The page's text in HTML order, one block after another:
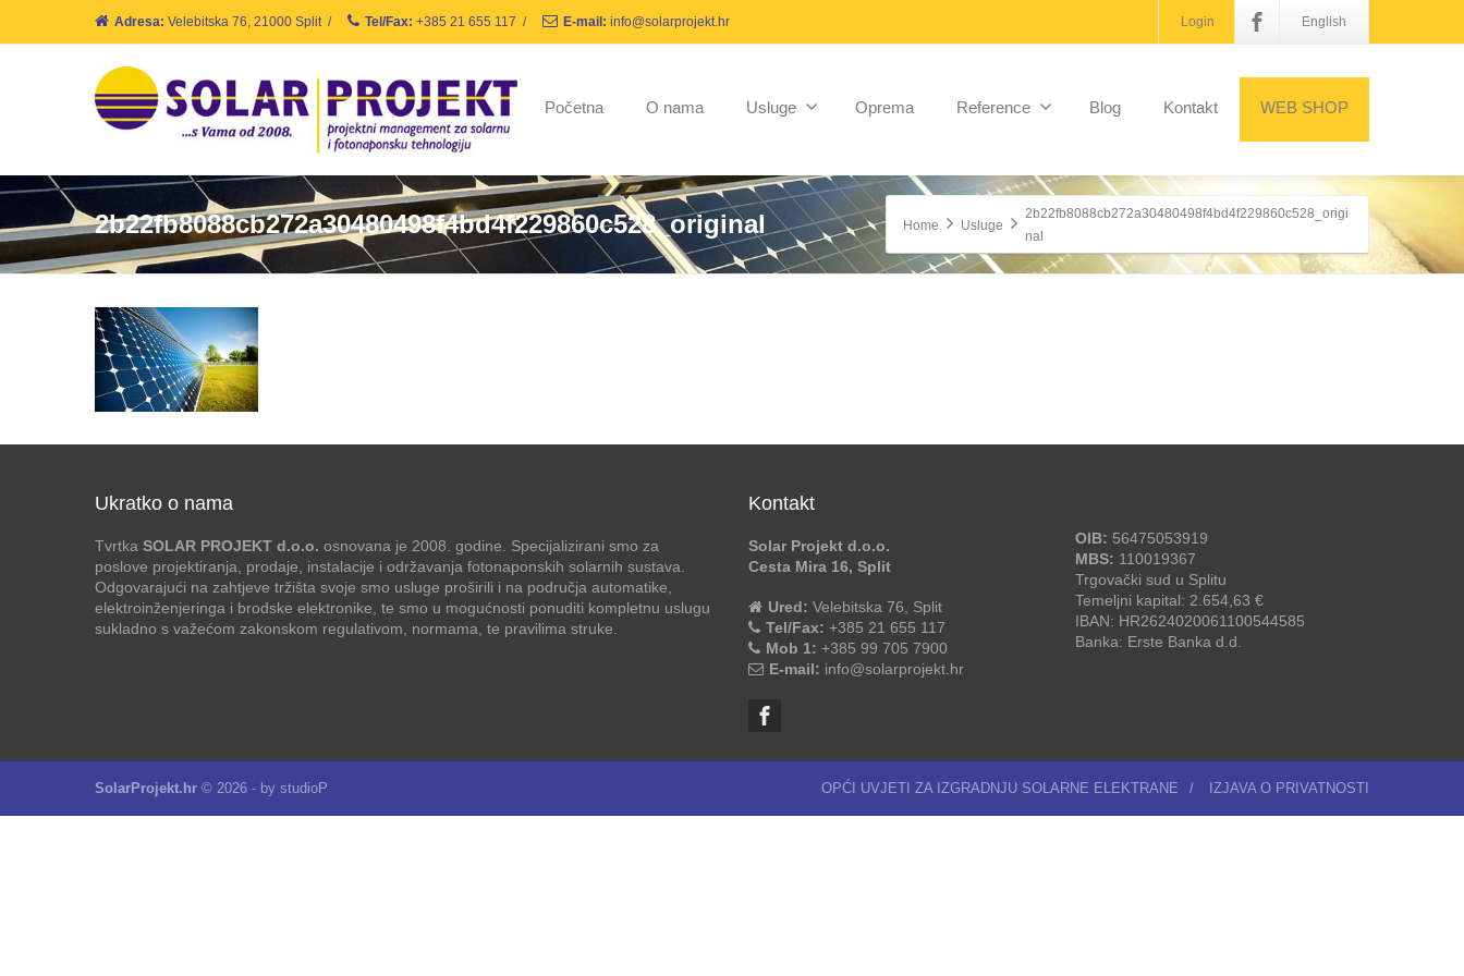
Adresa: Velebitska 76, 21000 Split / Tel/Fax: +385 21 655 117 / E-mail: info@solarprojekt.hr Login English
Početna O nama Usluge Oprema Reference Blog Kontakt WEB SHOP
2b22fb8088cb272a30480498f4bd4f229860c528_original Home Usluge
2b22fb8088cb272a30480498f4bd4f229860c528_origi
nal
Ukratko o nama
Tvrtka SOLAR PROJEKT d.o.o. osnovana je 2008. godine. Specijalizirani smo za
poslove projektiranja, prodaje, instalacije i održavanja fotonaponskih solarnih sustava.
Odgovarajući na zahtjeve tržišta svoje smo usluge proširili i na područja automatike,
elektroinženjeringa i brodske elektronike, te smo u mogućnosti ponuditi kompletnu uslugu
sukladno s važećom zakonskom regulativom, normama, te pravilima struke.
Kontakt
Solar Projekt d.o.o.
Cesta Mira 16, Split
Ured: Velebitska 76, Split
Tel/Fax: +385 21 655 117
Mob 1: +385 99 705 7900
E-mail: info@solarprojekt.hr
OIB: 56475053919
MBS: 110019367
Trgovački sud u Splitu
Temeljni kapital: 2.654,63 €
IBAN: HR2624020061100544585
Banka: Erste Banka d.d.
SolarProjekt.hr © 2026 - by studioP OPĆI UVJETI ZA IZGRADNJU SOLARNE ELEKTRANE / IZJAVA O PRIVATNOSTI